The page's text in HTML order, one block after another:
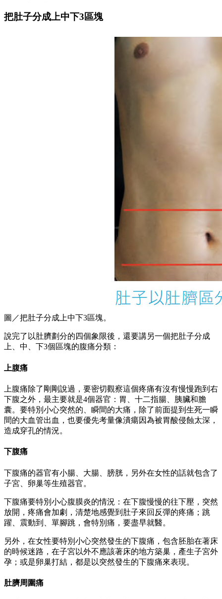
把肚子分成上中下3區塊
圖／把肚子分成上中下3區塊。
說完了以肚臍劃分的四個象限後，還要講另一個把肚子分成
上、中、下3個區塊的腹痛分類：
上腹痛
上腹痛除了剛剛說過，要密切觀察這個疼痛有沒有慢慢跑到右
下腹之外，最主要就是4個器官：胃、十二指腸、胰臟和膽
囊。要特別小心突然的、瞬間的大痛，除了前面提到生死一瞬
間的大血管出血，也要優先考量像潰瘍因為被胃酸侵蝕太深，
造成穿孔的情況。
下腹痛
下腹痛的器官有小腸、大腸、膀胱，另外在女性的話就包含了
子宮、卵巢等生殖器官。
下腹痛要特別小心腹膜炎的情況：在下腹慢慢的往下壓，突然
放開，疼痛會加劇，清楚地感覺到肚子來回反彈的疼痛；跳
躍、震動到、單腳跳，會特別痛，要盡早就醫。
另外，在女性要特別小心突然發生的下腹痛，包含胚胎在著床
的時候迷路，在子宮以外不應該著床的地方築巢，產生子宮外
孕；或是卵巢打結，都是以突然發生的下腹痛來表現。
肚臍周圍痛